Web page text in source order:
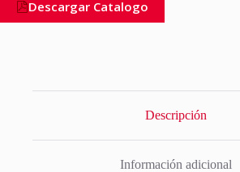
Descargar Catalogo
Descripción
Información adicional